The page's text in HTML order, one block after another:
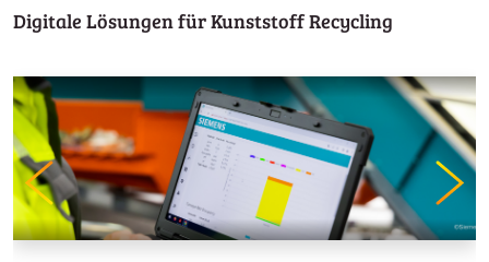
Digitale Lösungen für Kunststoff Recycling